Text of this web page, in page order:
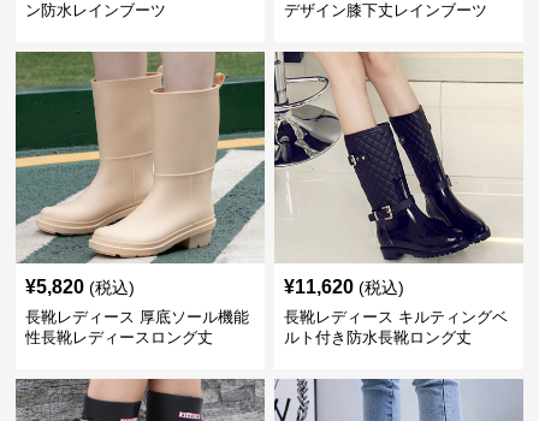
ン防水レインブーツ
デザイン膝下丈レインブーツ
¥5,820 (税込)
長靴レディース 厚底ソール機能
性長靴レディースロング丈
¥11,620 (税込)
長靴レディース キルティングベ
ルト付き防水長靴ロング丈